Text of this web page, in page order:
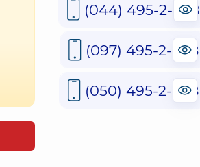
(044) 495-2-888
(097) 495-2-888
(050) 495-2-888